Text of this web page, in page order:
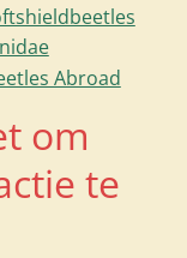
Abroad
om
te